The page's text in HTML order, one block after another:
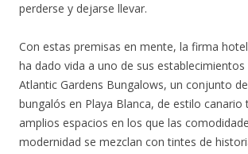
perderse y dejarse llevar.
Con estas premisas en mente, la firma
ha dado vida a uno de sus
Atlantic Gardens Bungalows, un conjunto
bungalós en Playa Blanca, de estilo
amplios espacios en los que las
modernidad se mezclan con tintes de